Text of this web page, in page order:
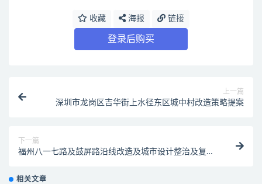
收藏 海报 链接
登录后购买
上一篇
深圳市龙岗区吉华街上水径东区城中村改造策略提案
下一篇
福州八一七路及鼓屏路沿线改造及城市设计整治及复兴
相关文章